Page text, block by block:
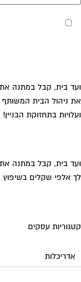
מאשר את תנאי
בית, קבל במתנה את
ניהול הבית המשותף
בתחזוקת הבניין!
בית, קבל במתנה את
אלפי שקלים בשיפוץ
עסקים
אדריכלות